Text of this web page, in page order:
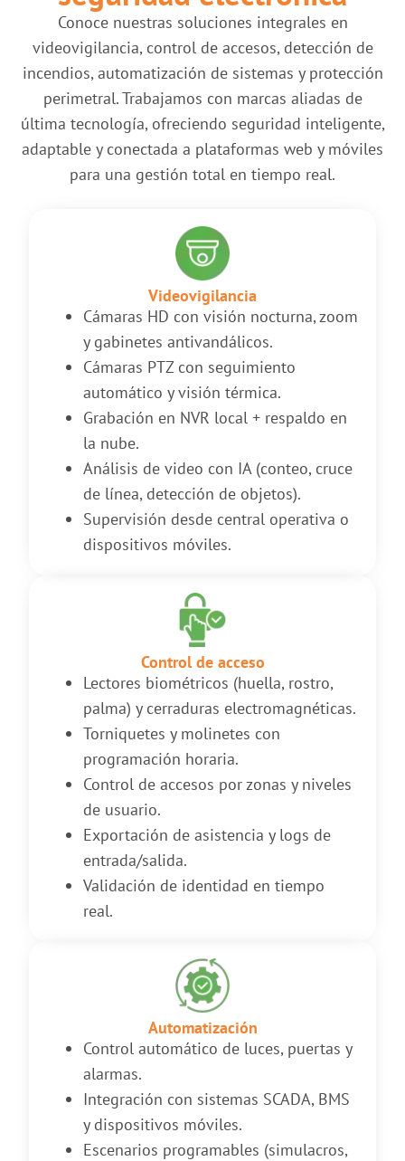
Conoce nuestras soluciones integrales en
videovigilancia, control de accesos, detección de
incendios, automatización de sistemas y protección
perimetral. Trabajamos con marcas aliadas de
última tecnología, ofreciendo seguridad inteligente,
adaptable y conectada a plataformas web y móviles
para una gestión total en tiempo real.
Videovigilancia
Cámaras HD con visión nocturna, zoom
y gabinetes antivandálicos.
Cámaras PTZ con seguimiento
automático y visión térmica.
Grabación en NVR local + respaldo en
la nube.
Análisis de video con IA (conteo, cruce
de línea, detección de objetos).
Supervisión desde central operativa o
dispositivos móviles.
Control de acceso
Lectores biométricos (huella, rostro,
palma) y cerraduras electromagnéticas.
Torniquetes y molinetes con
programación horaria.
Control de accesos por zonas y niveles
de usuario.
Exportación de asistencia y logs de
entrada/salida.
Validación de identidad en tiempo
real.
Automatización
Control automático de luces, puertas y
alarmas.
Integración con sistemas SCADA, BMS
y dispositivos móviles.
Escenarios programables (simulacros,